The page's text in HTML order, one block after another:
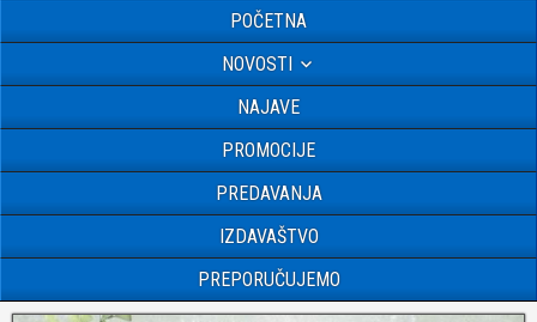
POČETNA
NOVOSTI
NAJAVE
PROMOCIJE
PREDAVANJA
IZDAVAŠTVO
PREPORUČUJEMO